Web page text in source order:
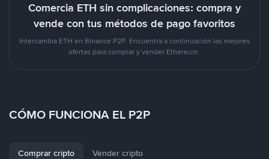
Comercia ETH sin complicaciones: compra y
vende con tus métodos de pago favoritos
Intercambia ETH en Binance P2P. Encuentra a continuación las mejores
ofertas para comprar y vender Ethereum.
CÓMO FUNCIONA EL P2P
Comprar cripto Vender cripto